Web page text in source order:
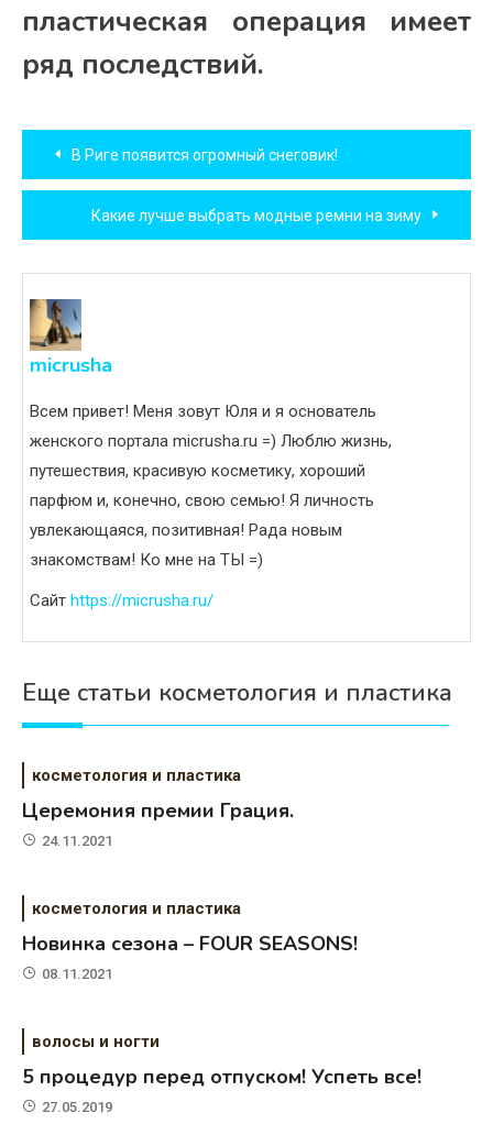
пластическая операция имеет
ряд последствий.
Навигация
по
записям
В Риге появится огромный снеговик!
Какие лучше выбрать модные ремни на зиму
micrusha
Всем привет! Меня зовут Юля и я основатель
женского портала micrusha.ru =) Люблю жизнь,
путешествия, красивую косметику, хороший
парфюм и, конечно, свою семью! Я личность
увлекающаяся, позитивная! Рада новым
знакомствам! Ко мне на ТЫ =)
Сайт https://micrusha.ru/
Еще статьи косметология и пластика
косметология и пластика
Церемония премии Грация.
24.11.2021
косметология и пластика
Новинка сезона – FOUR SEASONS!
08.11.2021
волосы и ногти
5 процедур перед отпуском! Успеть все!
27.05.2019